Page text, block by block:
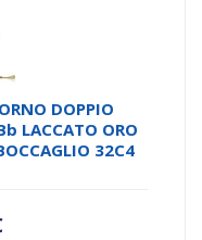
DOPPIO
LACCATO ORO
32C4